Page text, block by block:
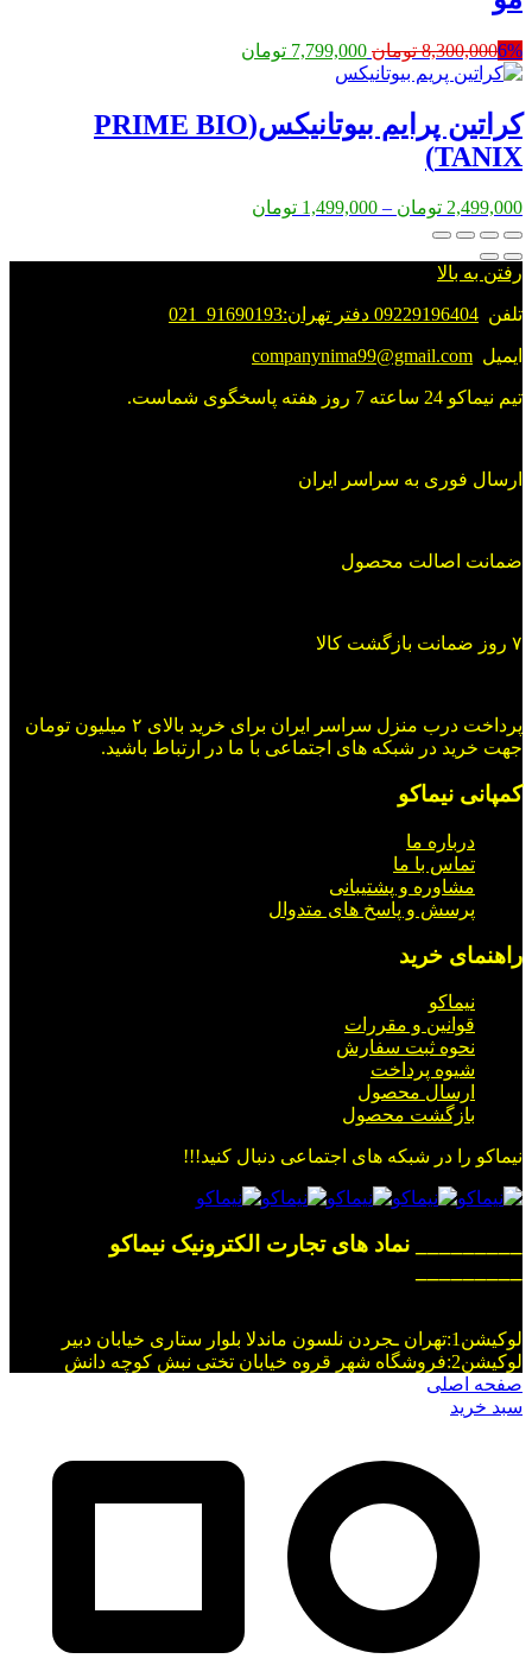
6%
8,300,000 تومان قیمت
اصلی:
بود.
7,799,000 تومان
کراتین پرایم بیوتانیکس(PRIME BIO
TANIX)
2,499,000 تومان –
1,499,000 تومان
رفتن به بالا
تلفن 09229196404 دفتر تهران:91690193_021
ایمیل companynima99@gmail.com
تیم نیماکو 24 ساعته 7 روز هفته پاسخگوی شماست.
ارسال فوری به سراسر ایران
ضمانت اصالت محصول
۷ روز ضمانت بازگشت کالا
پرداخت درب منزل سراسر ایران برای خرید بالای ۲ میلیون تومان
جهت خرید در شبکه های اجتماعی با ما در ارتباط باشید.
کمپانی نیماکو
درباره ما
تماس با ما
مشاوره و پشتیبانی
پرسش و پاسخ های متدوال
راهنمای خرید
نیماکو
قوانین و مقررات
نحوه ثبت سفارش
شیوه پرداخت
ارسال محصول
بازگشت محصول
نیماکو را در شبکه های اجتماعی دنبال کنید!!!
_________ نماد های تجارت الکترونیک نیماکو
لوکیشن1:تهران ـجردن نلسون ماندلا بلوار ستاری خیابان دبیر
لوکیشن2:فروشگاه شهر قروه خیابان تختی نبش کوچه دانش
صفحه اصلی
سبد خرید